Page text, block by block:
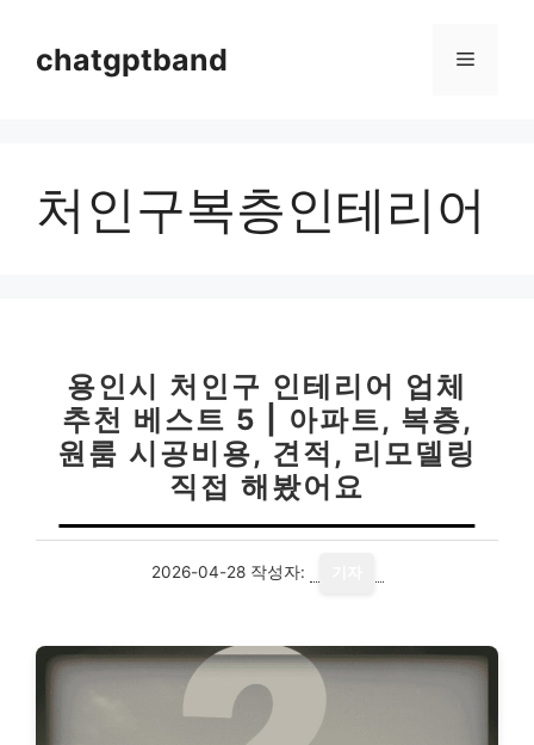
chatgptband 메
처인구복층인테리어
용인시 처인구 인테리어 업체
추천 베스트 5 | 아파트, 복층,
원룸 시공비용, 견적, 리모델링
직접 해봤어요
2026-04-28 작성자: